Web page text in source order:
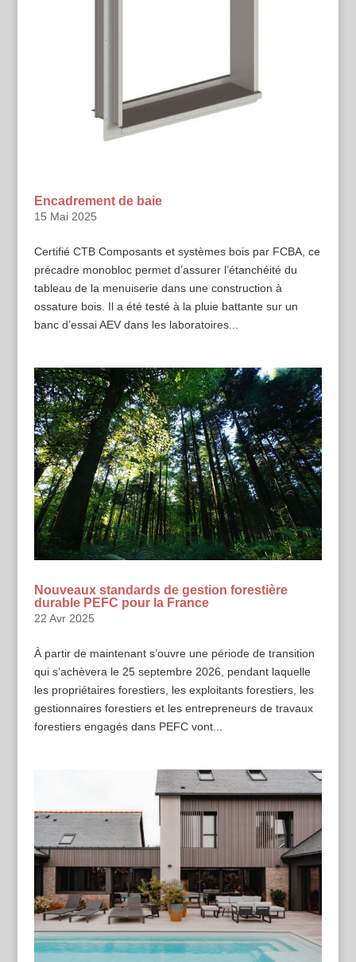
Encadrement de baie
15 Mai 2025
Certifié CTB Composants et systèmes bois par FCBA, ce
précadre monobloc permet d’assurer l’étanchéité du
tableau de la menuiserie dans une construction à
ossature bois. Il a été testé à la pluie battante sur un
banc d’essai AEV dans les laboratoires...
Nouveaux standards de gestion forestière
durable PEFC pour la France
22 Avr 2025
À partir de maintenant s’ouvre une période de transition
qui s’achèvera le 25 septembre 2026, pendant laquelle
les propriétaires forestiers, les exploitants forestiers, les
gestionnaires forestiers et les entrepreneurs de travaux
forestiers engagés dans PEFC vont...